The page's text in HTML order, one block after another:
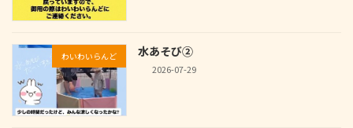
わいわいらんど 水あそび②
2026-07-29